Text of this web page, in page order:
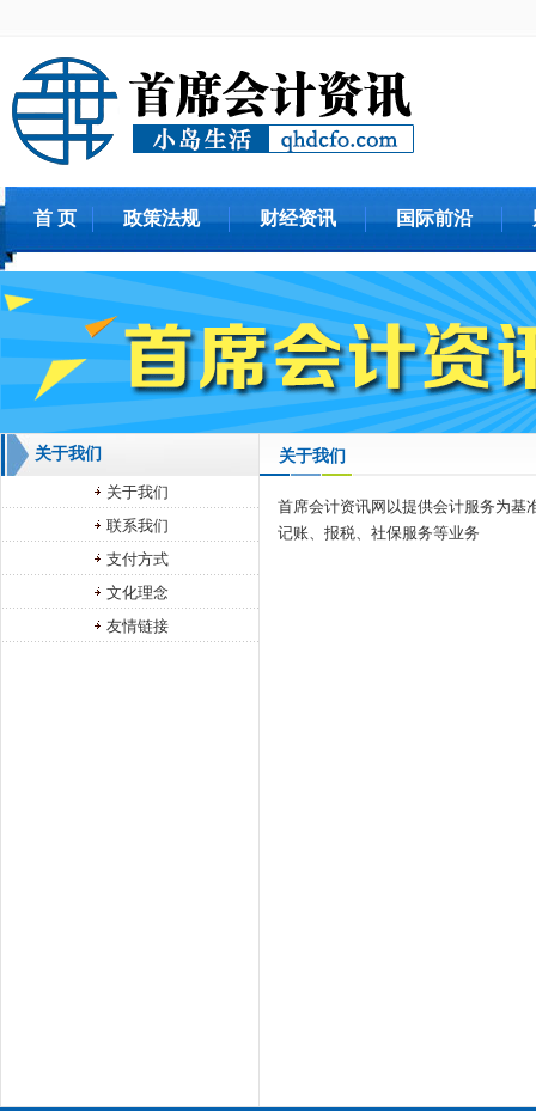
首 页 政策法规 财经资讯 国际前沿
关于我们
关于我们
联系我们
支付方式
文化理念
友情链接
关于我们
首席会计资讯网以提供会计服务为基
记账、报税、社保服务等业务